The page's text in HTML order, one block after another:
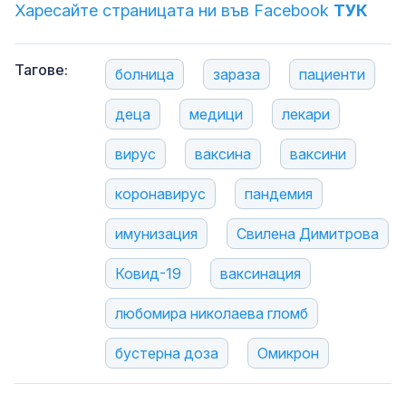
Харесайте страницата ни във Facebook ТУК
Тагове: болница зараза пациенти
деца медици лекари
вирус ваксина ваксини
коронавирус пандемия
имунизация Свилена Димитрова
Ковид-19 ваксинация
любомира николаева гломб
бустерна доза Омикрон